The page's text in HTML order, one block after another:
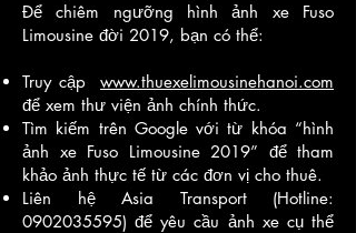
Để chiêm ngưỡng hình ảnh xe Fuso
Limousine đời 2019, bạn có thể:
Truy cập www.thuexelimousinehanoi.com
để xem thư viện ảnh chính thức.
Tìm kiếm trên Google với từ khóa “hình
ảnh xe Fuso Limousine 2019” để tham
khảo ảnh thực tế từ các đơn vị cho thuê.
Liên hệ Asia Transport (Hotline:
0902035595) để yêu cầu ảnh xe cụ thể